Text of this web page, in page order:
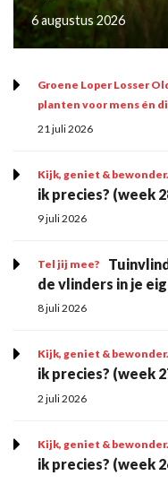
6 augustus 2026
Groene Loper Losser
planten voor mens én
21 juli 2026
Kijk, geniet &
ik precies? (week
9 juli 2026
Tel jij mee?
de vlinders in je
8 juli 2026
Kijk, geniet &
ik precies? (week
2 juli 2026
Kijk, geniet &
ik precies? (week